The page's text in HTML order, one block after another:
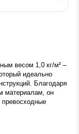
весом 1,0 кг/м² –
идеально
Благодаря
материалам, он
превосходные